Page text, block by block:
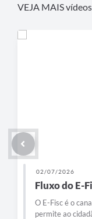
VEJA MAIS
02/07/2026
Fluxo do E-
O E-Fisc é o
permite ao